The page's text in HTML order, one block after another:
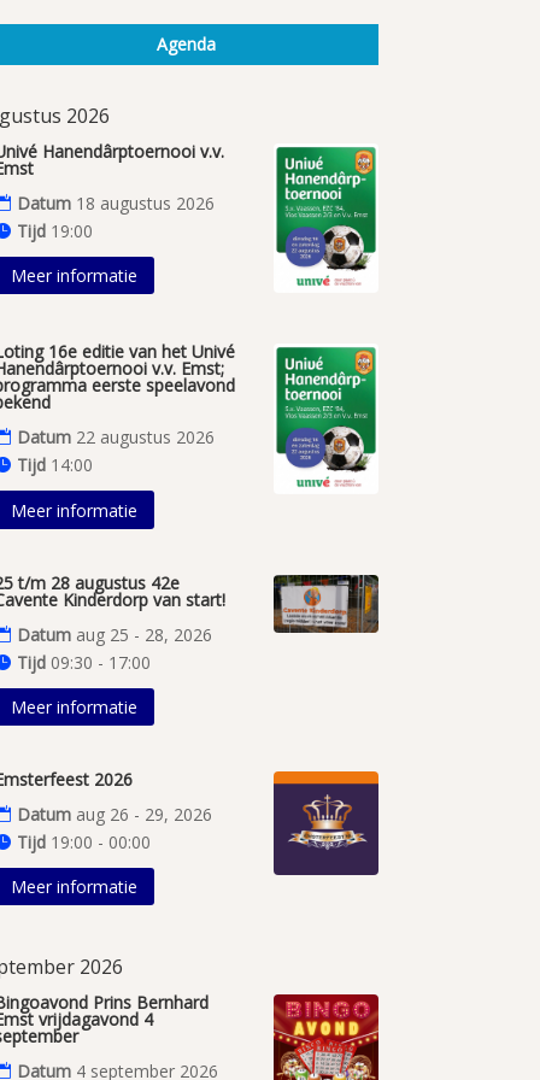
Agenda
2026
Hanendârptoernooi v.v.
Datum 18 augustus 2026
Tijd 19:00
Meer informatie
16e editie van het Univé
v.v. Emst;
eerste speelavond
Datum 22 augustus 2026
Tijd 14:00
Meer informatie
t/m 28 augustus 42e
Kinderdorp van start!
Datum aug 25 - 28, 2026
Tijd 09:30 - 17:00
Meer informatie
2026
Datum aug 26 - 29, 2026
Tijd 19:00 - 00:00
Meer informatie
2026
Prins Bernhard
vrijdagavond 4
Datum 4 september 2026